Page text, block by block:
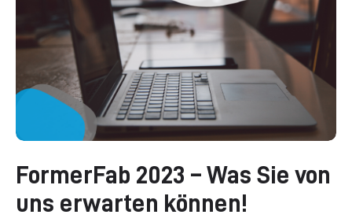
FormerFab 2023 – Was Sie von
uns erwarten können!